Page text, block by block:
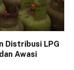
Distribusi LPG
Awasi